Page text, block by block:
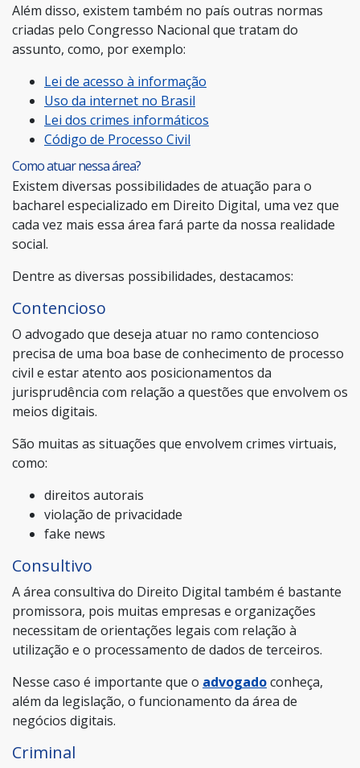
Além disso, existem também no país outras normas
criadas pelo Congresso Nacional que tratam do
assunto, como, por exemplo:
Lei de acesso à informação
Uso da internet no Brasil
Lei dos crimes informáticos
Código de Processo Civil
Como atuar nessa área?
Existem diversas possibilidades de atuação para o
bacharel especializado em Direito Digital, uma vez que
cada vez mais essa área fará parte da nossa realidade
social.
Dentre as diversas possibilidades, destacamos:
Contencioso
O advogado que deseja atuar no ramo contencioso
precisa de uma boa base de conhecimento de processo
civil e estar atento aos posicionamentos da
jurisprudência com relação a questões que envolvem os
meios digitais.
São muitas as situações que envolvem crimes virtuais,
como:
direitos autorais
violação de privacidade
fake news
Consultivo
A área consultiva do Direito Digital também é bastante
promissora, pois muitas empresas e organizações
necessitam de orientações legais com relação à
utilização e o processamento de dados de terceiros.
Nesse caso é importante que o advogadoconheça,
além da legislação, o funcionamento da área de
negócios digitais.
Criminal